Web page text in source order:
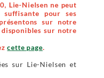
Lie-Nielsen ne peut
pour ses
sur notre
sur notre
cette page.
sur Lie-Nielsen et